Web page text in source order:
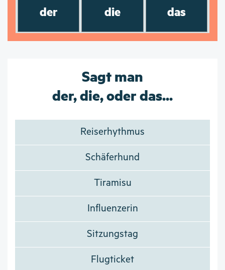
der die das
Sagt man
der, die, oder das...
Reiserhythmus
Schäferhund
Tiramisu
Influenzerin
Sitzungstag
Flugticket